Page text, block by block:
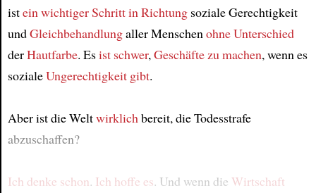
istein wichtiger Schrittin Richtungsoziale Gerechtigkeit
undGleichbehandlungaller Menschenohne Unterschied
derHautfarbe. Esist schwer,Geschäfte zu machen, wenn es
sozialeUngerechtigkeit gibt.
Aber ist die Weltwirklichbereit, die Todesstrafe
abzuschaffen?
Ich denke schon. Ich hoffe es. Und wenn die Wirtschaft